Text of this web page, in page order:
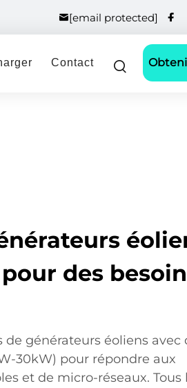
[email protected]
Contact
des
de générateurs éoliens avec
30kW) pour répondre aux
et de micro-réseaux. Tous